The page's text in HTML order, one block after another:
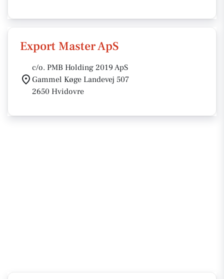
Export Master ApS
c/o. PMB Holding 2019 ApS
Gammel Køge Landevej 507
2650 Hvidovre